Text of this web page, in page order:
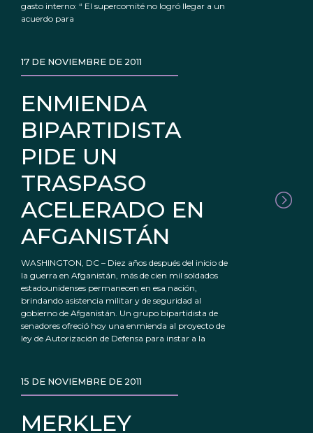
gasto interno: “ El supercomité no logró llegar a un
acuerdo para
ENMIENDA
BIPARTIDISTA
PIDE UN
TRASPASO
ACELERADO EN
AFGANISTÁN
17 DE NOVIEMBRE DE 2011
WASHINGTON, DC – Diez años después del inicio de
la guerra en Afganistán, más de cien mil soldados
estadounidenses permanecen en esa nación,
brindando asistencia militar y de seguridad al
gobierno de Afganistán. Un grupo bipartidista de
senadores ofreció hoy una enmienda al proyecto de
ley de Autorización de Defensa para instar a la
MERKLEY
15 DE NOVIEMBRE DE 2011